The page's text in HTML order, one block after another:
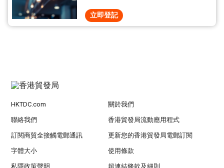
立即登記
HKTDC.com 關於我們
聯絡我們 香港貿發局流動應用程式
訂閱商貿全接觸電郵通訊 更新您的香港貿發局電郵訂閱
字體大小 使用條款
私隱政策聲明 超連結條款及細則